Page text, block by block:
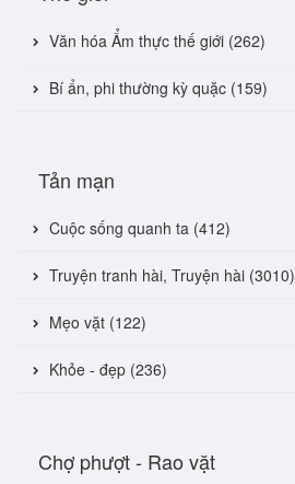
Văn hóa Ẩm thực thế giới (262)
Bí ẩn, phi thường kỳ quặc (159)
Tản mạn
Cuộc sống quanh ta (412)
Truyện tranh hài, Truyện hài (3010)
Mẹo vặt (122)
Khỏe - đẹp (236)
Chợ phượt - Rao vặt